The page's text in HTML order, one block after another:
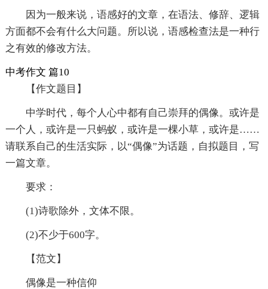
因为一般来说，语感好的文章，在语法、修辞、逻辑
方面都不会有什么大问题。所以说，语感检查法是一种行
之有效的修改方法。
中考作文 篇10
【作文题目】
中学时代，每个人心中都有自己崇拜的偶像。或许是
一个人，或许是一只蚂蚁，或许是一棵小草，或许是……
请联系自己的生活实际，以“偶像”为话题，自拟题目，写
一篇文章。
要求：
(1)诗歌除外，文体不限。
(2)不少于600字。
【范文】
偶像是一种信仰